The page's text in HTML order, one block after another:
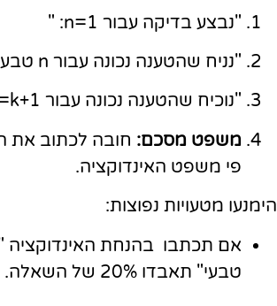
"נבצע בדיקה עבור n=1: "
"נניח שהטענה נכונה עבור n טבעי כלשהו (n=k)"
"נוכיח שהטענה נכונה עבור n=k+1"
משפט מסכם: חובה לכתוב את
פי משפט האינדוקציה.
הימנעו מטעויות נפוצות:
טבעי" תאבדו 20% של השאלה.